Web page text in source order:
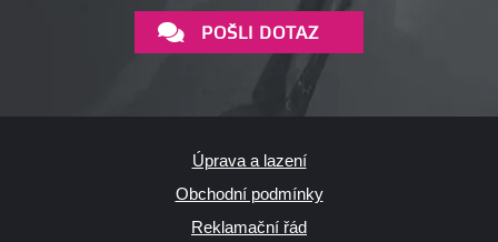
POŠLI DOTAZ
Úprava a lazení
Obchodní podmínky
Reklamační řád